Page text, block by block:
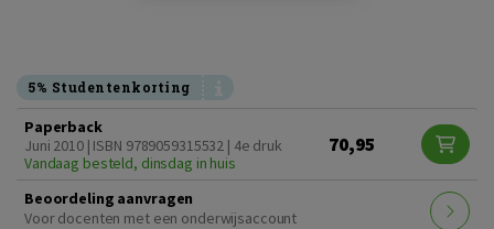
5% Studentenkorting
Paperback
Juni 2010 | ISBN 9789059315532 | 4e druk
Vandaag besteld, dinsdag in huis
70,95
Beoordeling aanvragen
Voor docenten met een onderwijsaccount